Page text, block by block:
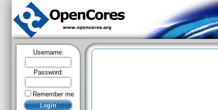
Username:
Password:
Remember me